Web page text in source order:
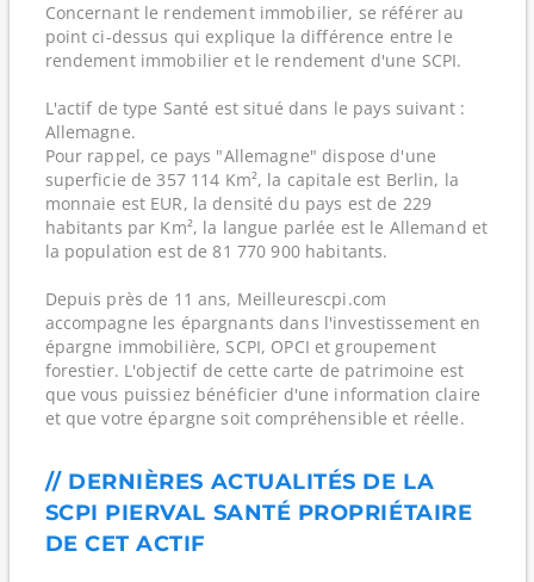
Concernant le rendement immobilier, se référer au
point ci-dessus qui explique la différence entre le
rendement immobilier et le rendement d'une SCPI.
L'actif de type Santé est situé dans le pays suivant :
Allemagne.
Pour rappel, ce pays "Allemagne" dispose d'une
superficie de 357 114 Km², la capitale est Berlin, la
monnaie est EUR, la densité du pays est de 229
habitants par Km², la langue parlée est le Allemand et
la population est de 81 770 900 habitants.
Depuis près de 11 ans, Meilleurescpi.com
accompagne les épargnants dans l'investissement en
épargne immobilière, SCPI, OPCI et groupement
forestier. L'objectif de cette carte de patrimoine est
que vous puissiez bénéficier d'une information claire
et que votre épargne soit compréhensible et réelle.
// DERNIÈRES ACTUALITÉS DE LA
SCPI PIERVAL SANTÉ PROPRIÉTAIRE
DE CET ACTIF